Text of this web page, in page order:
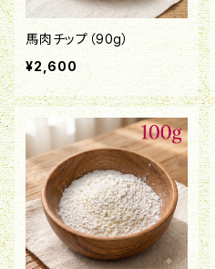
馬肉チップ（90g）
¥2,600